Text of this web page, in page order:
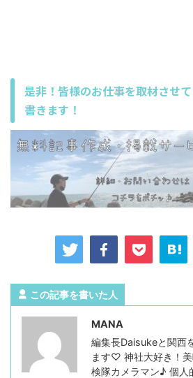
是非！皆様のお仕事を取材させ
書きます！
この記事を書いた人
MANA
編集長Daisukeと関西
ます♡ 神社大好き！
検隊カメラマン♪ 個人